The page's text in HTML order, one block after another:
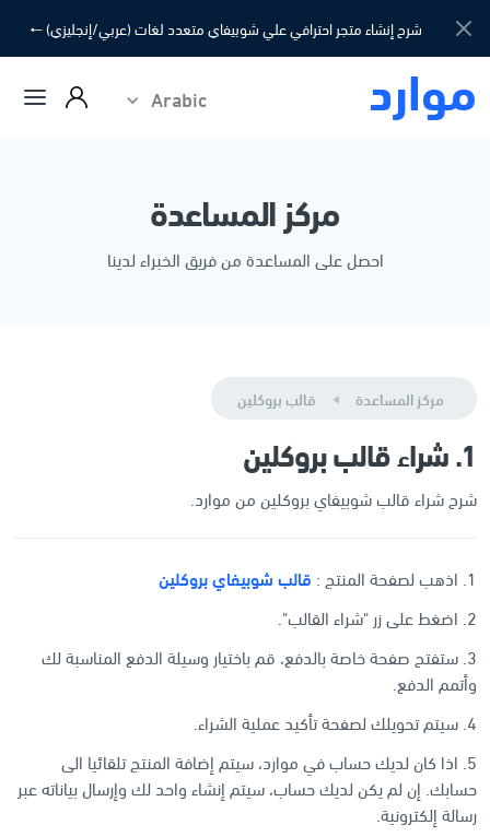
شرح إنشاء متجر احترافي علي شوبيفاي متعدد لغات (عربي/إنجليزي) 🠐
موارد Arabic
مركز المساعدة
احصل على المساعدة من فريق الخبراء لدينا
مركز المساعدة قالب بروكلين
1. شراء قالب بروكلين
شرح شراء قالب شوبيفاي بروكلين من موارد.
1. اذهب لصفحة المنتج :
قالب شوبيفاي بروكلين
2. اضغط على زر "شراء القالب".
3. ستفتح صفحة خاصة بالدفع، قم باختيار وسيلة الدفع المناسبة لك
وأتمم الدفع.
4. سيتم تحويلك لصفحة تأكيد عملية الشراء.
5. اذا كان لديك حساب في موارد، سيتم إضافة المنتج تلقائيا الى
حسابك. إن لم يكن لديك حساب، سيتم إنشاء واحد لك وإرسال بياناته عبر
رسالة إلكترونية.